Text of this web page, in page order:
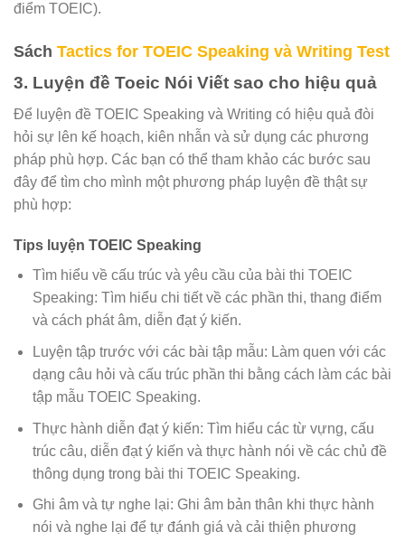
điểm TOEIC).
Sách Tactics for TOEIC Speaking và Writing Test
3. Luyện đề Toeic Nói Viết sao cho hiệu quả
Để luyện đề TOEIC Speaking và Writing có hiệu quả đòi
hỏi sự lên kế hoạch, kiên nhẫn và sử dụng các phương
pháp phù hợp. Các bạn có thể tham khảo các bước sau
đây để tìm cho mình một phương pháp luyện đề thật sự
phù hợp:
Tips luyện TOEIC Speaking
Tìm hiểu về cấu trúc và yêu cầu của bài thi TOEIC
Speaking: Tìm hiểu chi tiết về các phần thi, thang điểm
và cách phát âm, diễn đạt ý kiến.
Luyện tập trước với các bài tập mẫu: Làm quen với các
dạng câu hỏi và cấu trúc phần thi bằng cách làm các bài
tập mẫu TOEIC Speaking.
Thực hành diễn đạt ý kiến: Tìm hiểu các từ vựng, cấu
trúc câu, diễn đạt ý kiến và thực hành nói về các chủ đề
thông dụng trong bài thi TOEIC Speaking.
Ghi âm và tự nghe lại: Ghi âm bản thân khi thực hành
nói và nghe lại để tự đánh giá và cải thiện phương